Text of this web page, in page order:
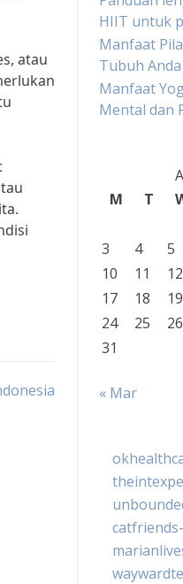
atau
HIIT untuk
Manfaat
Tubuh Anda
Manfaat
Mental dan
M
T
3
4 5
10
11 12
17
18 19
24
25 26
31
« Mar